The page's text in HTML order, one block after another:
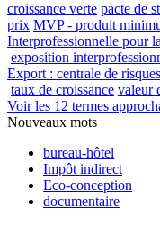
croissance verte pacte de
prix MVP - produit
Interprofessionnelle pour
exposition
Export : centrale de
taux de croissance valeur
Voir les 12 termes
Nouveaux mots
bureau-hôtel
Impôt indirect
Eco-conception
documentaire